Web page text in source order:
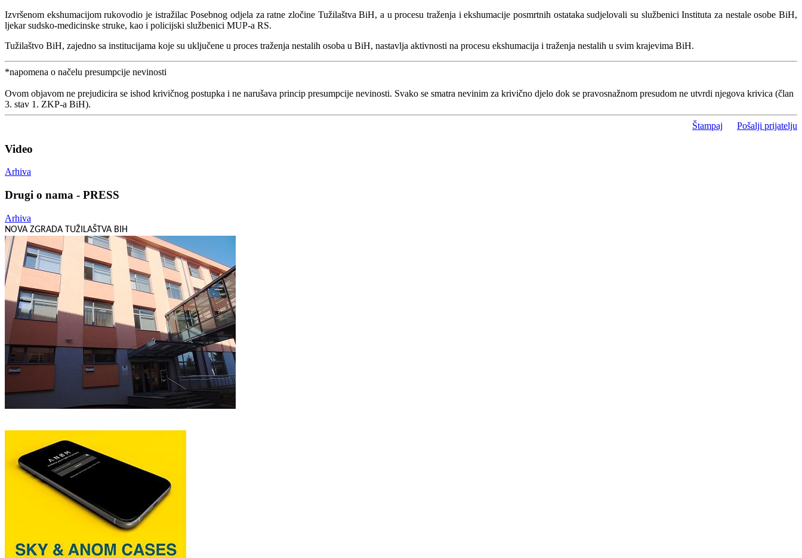
Izvršenom ekshumacijom rukovodio je istražilac Posebnog odjela za ratne zločine Tužilaštva BiH, a u procesu traženja i ekshumacije posmrtnih ostataka sudjelovali su službenici Instituta za nestale osobe BiH,
ljekar sudsko-medicinske struke, kao i policijski službenici MUP-a RS.
Tužilaštvo BiH, zajedno sa institucijama koje su uključene u proces traženja nestalih osoba u BiH, nastavlja aktivnosti na procesu ekshumacija i traženja nestalih u svim krajevima BiH.
*napomena o načelu presumpcije nevinosti
Ovom objavom ne prejudicira se ishod krivičnog postupka i ne narušava princip presumpcije nevinosti. Svako se smatra nevinim za krivično djelo dok se pravosnažnom presudom ne utvrdi njegova krivica (član
3. stav 1. ZKP-a BiH).
Štampaj Pošalji prijatelju
Video
Arhiva
Drugi o nama - PRESS
Arhiva
NOVA ZGRADA TUŽILAŠTVA BIH